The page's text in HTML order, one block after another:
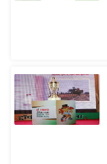
मि
सा
ल